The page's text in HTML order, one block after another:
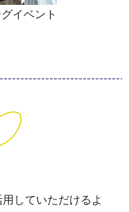
イベント
していただけるよ